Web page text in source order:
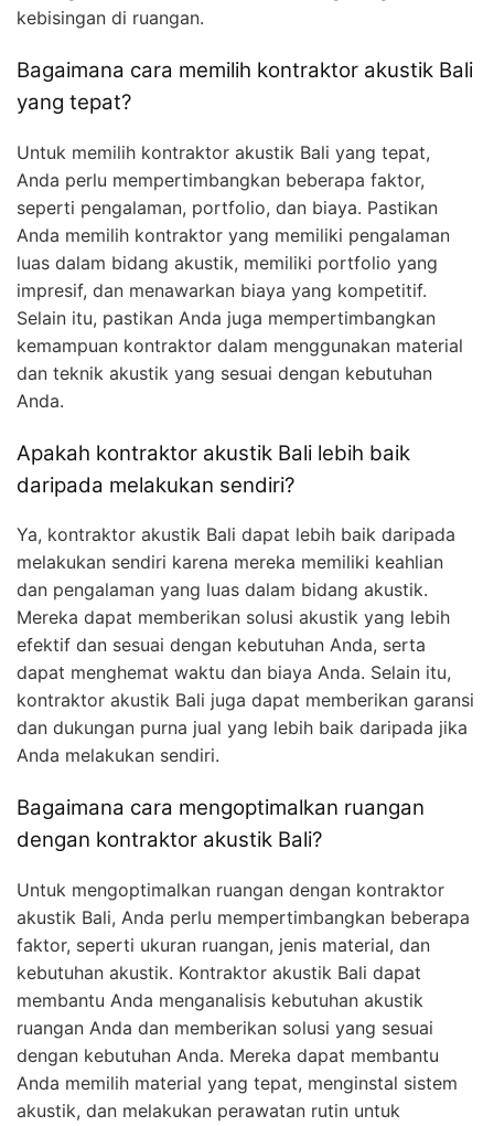
kebisingan di ruangan.
Bagaimana cara memilih kontraktor akustik Bali
yang tepat?
Untuk memilih kontraktor akustik Bali yang tepat,
Anda perlu mempertimbangkan beberapa faktor,
seperti pengalaman, portfolio, dan biaya. Pastikan
Anda memilih kontraktor yang memiliki pengalaman
luas dalam bidang akustik, memiliki portfolio yang
impresif, dan menawarkan biaya yang kompetitif.
Selain itu, pastikan Anda juga mempertimbangkan
kemampuan kontraktor dalam menggunakan material
dan teknik akustik yang sesuai dengan kebutuhan
Anda.
Apakah kontraktor akustik Bali lebih baik
daripada melakukan sendiri?
Ya, kontraktor akustik Bali dapat lebih baik daripada
melakukan sendiri karena mereka memiliki keahlian
dan pengalaman yang luas dalam bidang akustik.
Mereka dapat memberikan solusi akustik yang lebih
efektif dan sesuai dengan kebutuhan Anda, serta
dapat menghemat waktu dan biaya Anda. Selain itu,
kontraktor akustik Bali juga dapat memberikan garansi
dan dukungan purna jual yang lebih baik daripada jika
Anda melakukan sendiri.
Bagaimana cara mengoptimalkan ruangan
dengan kontraktor akustik Bali?
Untuk mengoptimalkan ruangan dengan kontraktor
akustik Bali, Anda perlu mempertimbangkan beberapa
faktor, seperti ukuran ruangan, jenis material, dan
kebutuhan akustik. Kontraktor akustik Bali dapat
membantu Anda menganalisis kebutuhan akustik
ruangan Anda dan memberikan solusi yang sesuai
dengan kebutuhan Anda. Mereka dapat membantu
Anda memilih material yang tepat, menginstal sistem
akustik, dan melakukan perawatan rutin untuk